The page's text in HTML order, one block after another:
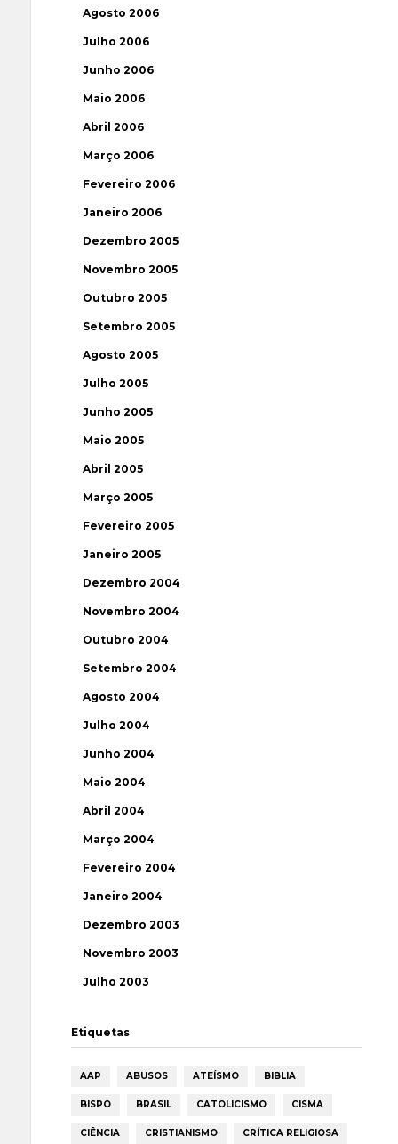
Agosto 2006
Julho 2006
Junho 2006
Maio 2006
Abril 2006
Março 2006
Fevereiro 2006
Janeiro 2006
Dezembro 2005
Novembro 2005
Outubro 2005
Setembro 2005
Agosto 2005
Julho 2005
Junho 2005
Maio 2005
Abril 2005
Março 2005
Fevereiro 2005
Janeiro 2005
Dezembro 2004
Novembro 2004
Outubro 2004
Setembro 2004
Agosto 2004
Julho 2004
Junho 2004
Maio 2004
Abril 2004
Março 2004
Fevereiro 2004
Janeiro 2004
Dezembro 2003
Novembro 2003
Julho 2003
Etiquetas
AAP ABUSOS ATEÍSMO BIBLIA
BISPO BRASIL CATOLICISMO CISMA
CIÊNCIA CRISTIANISMO CRÍTICA RELIGIOSA